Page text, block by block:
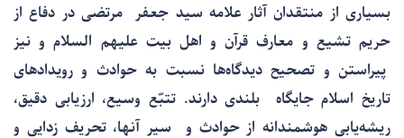
بسیاری از منتقدان آثار علامه سید جعفر مرتضی در دفاع از
حریم تشیع و معارف قرآن و اهل بیت علیهم السلام و نیز
پیراستن و تصحیح دیدگاه‌ها نسبت به حوادث و رویدادهای
تاریخ اسلام جایگاه بلندی دارند. تتبّع وسیع، ارزیابی دقیق،
ریشه‌یابی هوشمندانه از حوادث و سیر آنها، تحریف زدایی و